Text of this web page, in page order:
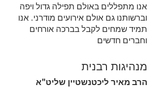
אנו מתפללים באולם תפילה גדול ויפה
וברשותנו גם אולם אירועים מודרני. אנו
תמיד שמחים לקבל בברכה אורחים
וחברים חדשים
מנהיגות רבנית
הרב מאיר ליכטנשטיין שליט"א